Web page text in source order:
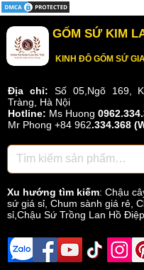
GỐM SỨ KIM
KINH ĐÔ GỐM SỨ
Địa chỉ: Số 05,Ngõ 169,
Tràng, Hà Nội
Hotline: Ms Huong
Mr Phong +84 962.334.368
Xu hướng tìm kiếm: Chậu
sứ giá sỉ Chum sành giá rẻ
sỉ,Chậu Sứ Trồng Lan Hồ